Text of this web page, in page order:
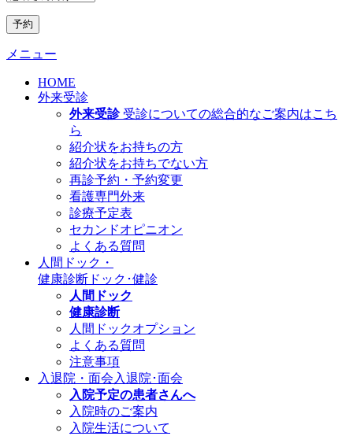
予約
メニュー
HOME
外来受診
外来受診 受診についての総合的なご案内はこち
ら
紹介状をお持ちの方
紹介状をお持ちでない方
再診予約・予約変更
看護専門外来
診療予定表
セカンドオピニオン
よくある質問
人間ドック・
健康診断 ドック･健診
人間ドック
健康診断
人間ドックオプション
よくある質問
注意事項
入退院・面会 入退院･面会
入院予定の患者さんへ
入院時のご案内
入院生活について